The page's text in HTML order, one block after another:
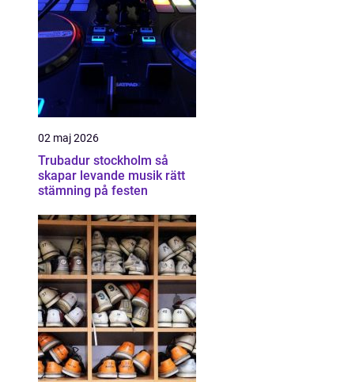
02 maj 2026
Trubadur stockholm så
skapar levande musik rätt
stämning på festen